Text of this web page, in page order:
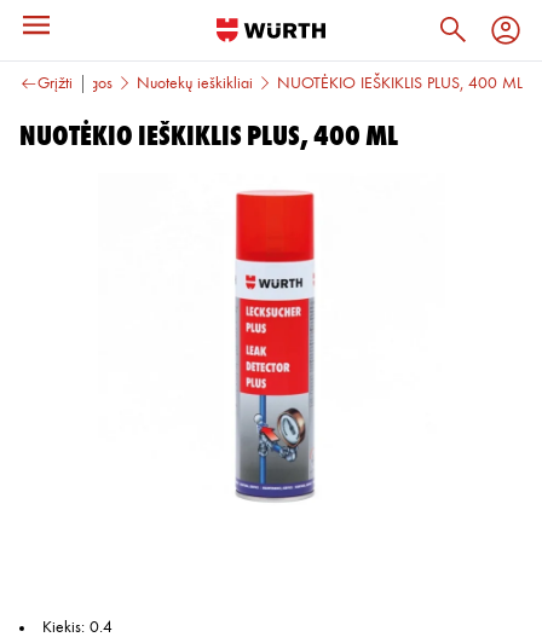
Grįžti
medžiagos Nuotekų ieškikliai NUOTĖKIO IEŠKIKLIS PLUS, 400 ML
NUOTĖKIO IEŠKIKLIS PLUS, 400 ML
Kiekis: 0.4